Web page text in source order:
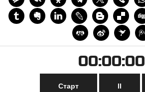
00:00:00
Старт II